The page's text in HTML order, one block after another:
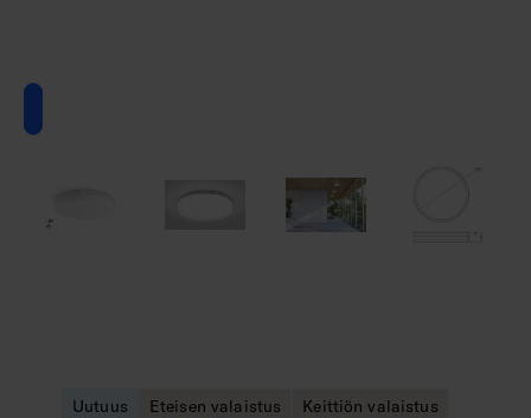
Uutuus Eteisen valaistus
Keittiön valaistus